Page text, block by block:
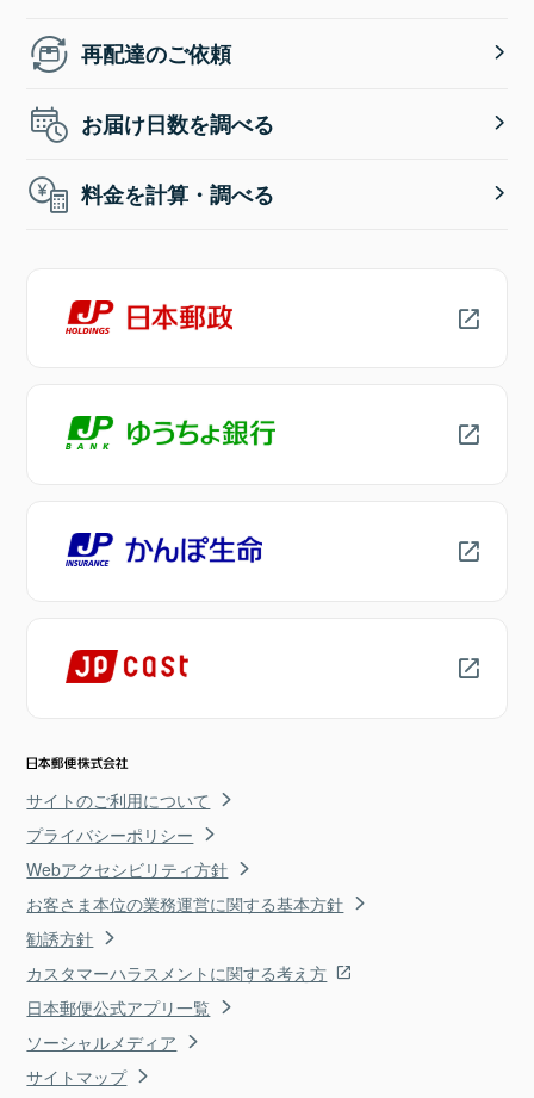
再配達のご依頼
お届け日数を調べる
料金を計算・調べる
サイトのご利用について
プライバシーポリシー
Webアクセシビリティ方針
お客さま本位の業務運営に関する基本方針
勧誘方針
カスタマーハラスメントに関する考え方
日本郵便公式アプリ一覧
ソーシャルメディア
サイトマップ